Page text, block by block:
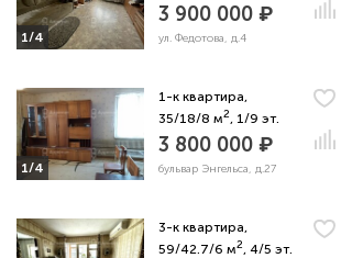
1/4
3 900 000 ₽
ул. Федотова, д.4
1/4
1-к квартира,
35/18/8 м2, 1/9 эт.
3 800 000 ₽
бульвар Энгельса, д.27
3-к квартира,
59/42.7/6 м2, 4/5 эт.